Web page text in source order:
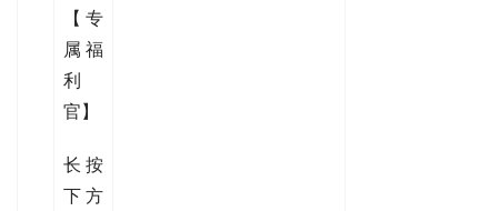
【专
属福
利
官】
长按
下方